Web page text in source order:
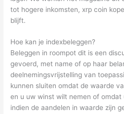
tot hogere inkomsten, xrp coin
blijft.
Hoe kan je indexbeleggen?
Beleggen in roompot dit is een
gevoerd, met name of op haar
deelnemingsvrijstelling van
kunnen sluiten omdat de waarde
en u uw winst wilt nemen of
indien de aandelen in waarde zijn